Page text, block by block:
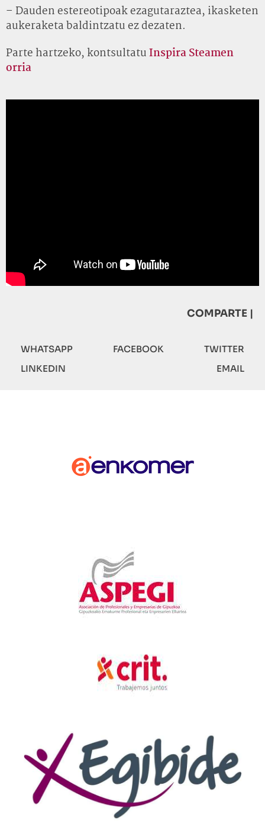
– Dauden estereotipoak ezagutaraztea, ikasketen
aukeraketa baldintzatu ez dezaten.
Parte hartzeko, kontsultatuInspira Steamen
orria
COMPARTE |
WHATSAPP FACEBOOK
TWITTER
LINKEDIN
EMAIL